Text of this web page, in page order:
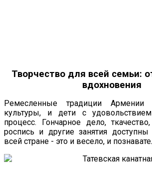
Творчество для всей семьи:
вдохновения
Ремесленные традиции
культуры, и дети с
процесс. Гончарное дело,
роспись и другие занятия
всей стране - это и весело, и